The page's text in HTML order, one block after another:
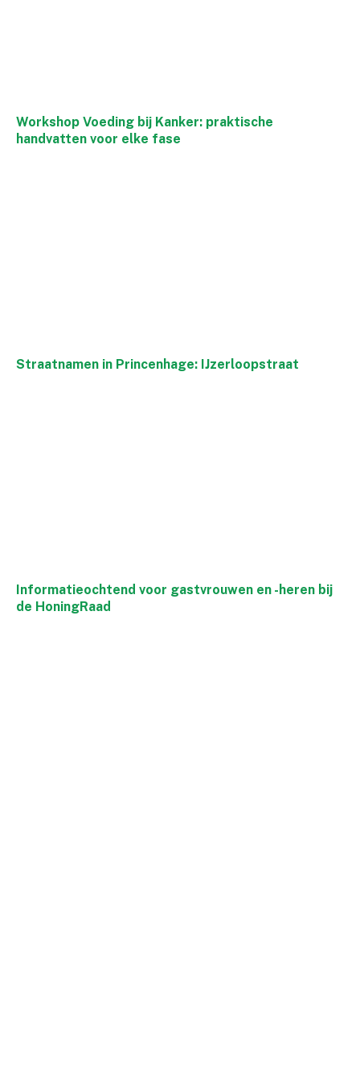
Workshop Voeding bij Kanker: praktische
handvatten voor elke fase
Straatnamen in Princenhage: IJzerloopstraat
Informatieochtend voor gastvrouwen en -heren bij
de HoningRaad